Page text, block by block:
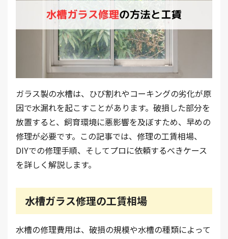
ガラス製の水槽は、ひび割れやコーキングの劣化が原
因で水漏れを起こすことがあります。破損した部分を
放置すると、飼育環境に悪影響を及ぼすため、早めの
修理が必要です。この記事では、修理の工賃相場、
DIYでの修理手順、そしてプロに依頼するべきケース
を詳しく解説します。
水槽ガラス修理の工賃相場
水槽の修理費用は、破損の規模や水槽の種類によって